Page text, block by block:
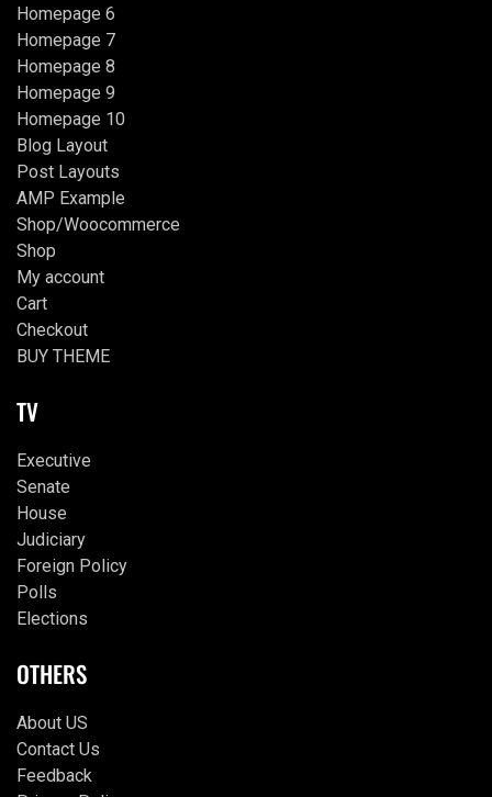
Homepage 6
Homepage 7
Homepage 8
Homepage 9
Homepage 10
Blog Layout
Post Layouts
AMP Example
Shop/Woocommerce
Shop
My account
Cart
Checkout
BUY THEME
TV
Executive
Senate
House
Judiciary
Foreign Policy
Polls
Elections
OTHERS
About US
Contact Us
Feedback